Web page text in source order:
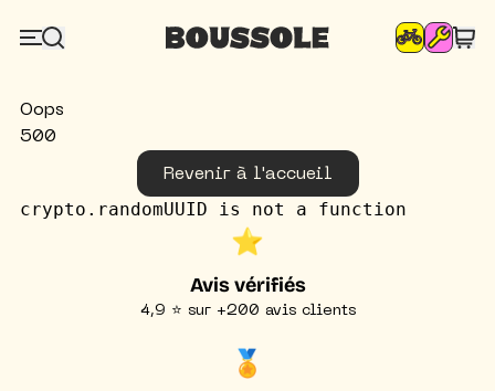
Oops
500
Revenir à l'accueil
crypto.randomUUID is not a function
⭐️
Avis vérifiés
4,9 ⭐ sur +200 avis clients
🏅